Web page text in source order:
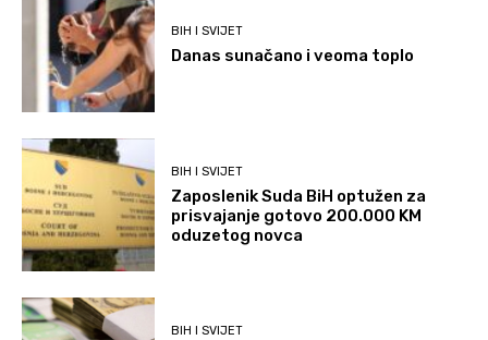
BIH I SVIJET
Danas sunačano i veoma toplo
BIH I SVIJET
Zaposlenik Suda BiH optužen za
prisvajanje gotovo 200.000 KM
oduzetog novca
BIH I SVIJET